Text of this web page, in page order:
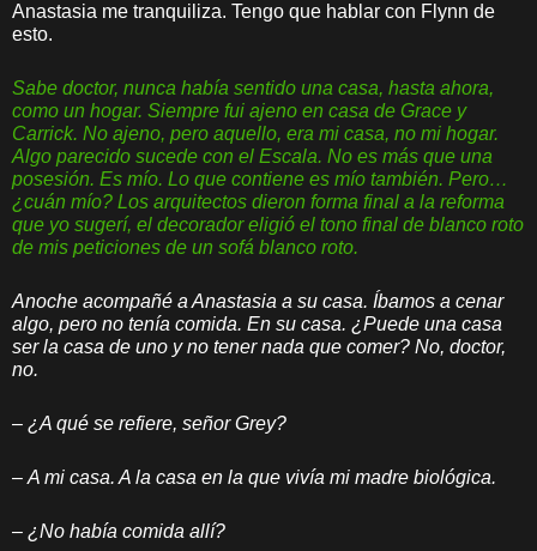
Anastasia me tranquiliza. Tengo que hablar con Flynn de
esto.
Sabe doctor, nunca había sentido una casa, hasta ahora,
como un hogar. Siempre fui ajeno en casa de Grace y
Carrick. No ajeno, pero aquello, era mi casa, no mi hogar.
Algo parecido sucede con el Escala. No es más que una
posesión. Es mío. Lo que contiene es mío también. Pero…
¿cuán mío? Los arquitectos dieron forma final a la reforma
que yo sugerí, el decorador eligió el tono final de blanco roto
de mis peticiones de un sofá blanco roto.
Anoche acompañé a Anastasia a su casa. Íbamos a cenar
algo, pero no tenía comida. En su casa. ¿Puede una casa
ser la casa de uno y no tener nada que comer? No, doctor,
no.
– ¿A qué se refiere, señor Grey?
– A mi casa. A la casa en la que vivía mi madre biológica.
– ¿No había comida allí?